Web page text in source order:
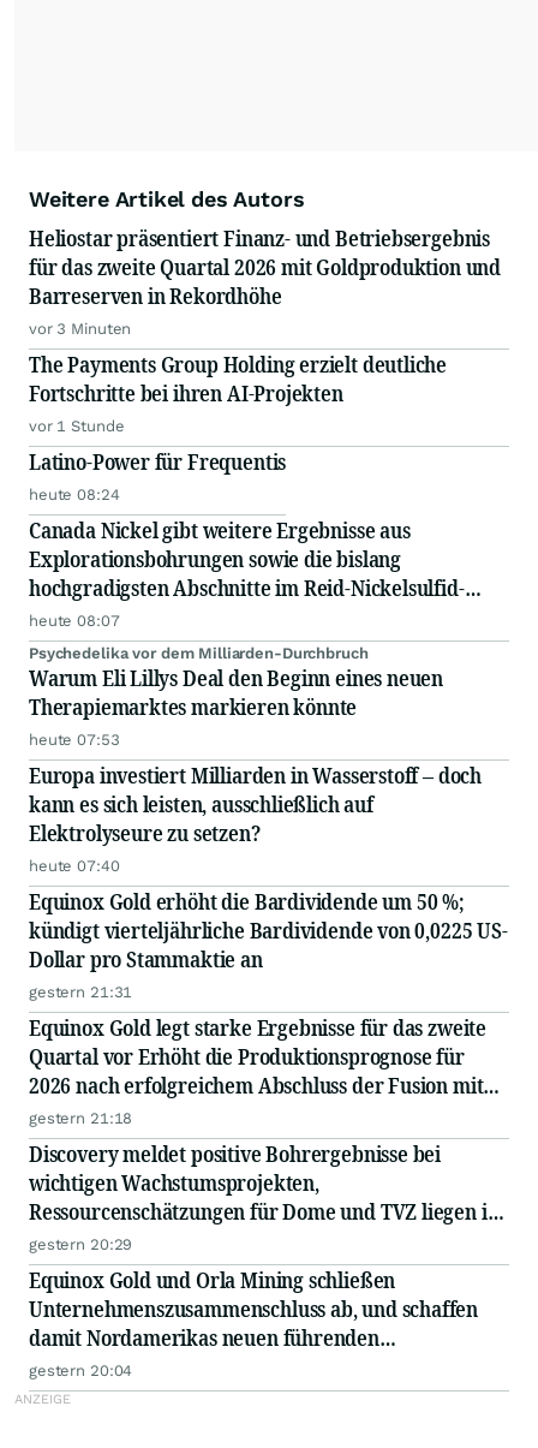
Weitere Artikel des Autors
Heliostar präsentiert Finanz- und Betriebsergebnis
für das zweite Quartal 2026 mit Goldproduktion und
Barreserven in Rekordhöhe
vor 3 Minuten
The Payments Group Holding erzielt deutliche
Fortschritte bei ihren AI-Projekten
vor 1 Stunde
Latino-Power für Frequentis
heute 08:24
Canada Nickel gibt weitere Ergebnisse aus
Explorationsbohrungen sowie die bislang
hochgradigsten Abschnitte im Reid-Nickelsulfid-
Projekt bekannt
heute 08:07
Psychedelika vor dem Milliarden-Durchbruch
Warum Eli Lillys Deal den Beginn eines neuen
Therapiemarktes markieren könnte
heute 07:53
Europa investiert Milliarden in Wasserstoff – doch
kann es sich leisten, ausschließlich auf
Elektrolyseure zu setzen?
heute 07:40
Equinox Gold erhöht die Bardividende um 50 %;
kündigt vierteljährliche Bardividende von 0,0225 US-
Dollar pro Stammaktie an
gestern 21:31
Equinox Gold legt starke Ergebnisse für das zweite
Quartal vor Erhöht die Produktionsprognose für
2026 nach erfolgreichem Abschluss der Fusion mit
Orla Mining Quartalsdividende um 50 % erhöht
gestern 21:18
Discovery meldet positive Bohrergebnisse bei
wichtigen Wachstumsprojekten,
Ressourcenschätzungen für Dome und TVZ liegen im
Zeitplan für Ende 2026
gestern 20:29
Equinox Gold und Orla Mining schließen
Unternehmenszusammenschluss ab, und schaffen
damit Nordamerikas neuen führenden
Goldproduzenten
gestern 20:04